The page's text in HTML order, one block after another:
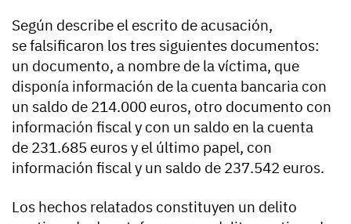
Según describe el escrito de acusación,
se falsificaron los tres siguientes documentos:
un documento, a nombre de la víctima, que
disponía información de la cuenta bancaria con
un saldo de 214.000 euros, otro documento con
información fiscal y con un saldo en la cuenta
de 231.685 euros y el último papel, con
información fiscal y un saldo de 237.542 euros.
Los hechos relatados constituyen un delito